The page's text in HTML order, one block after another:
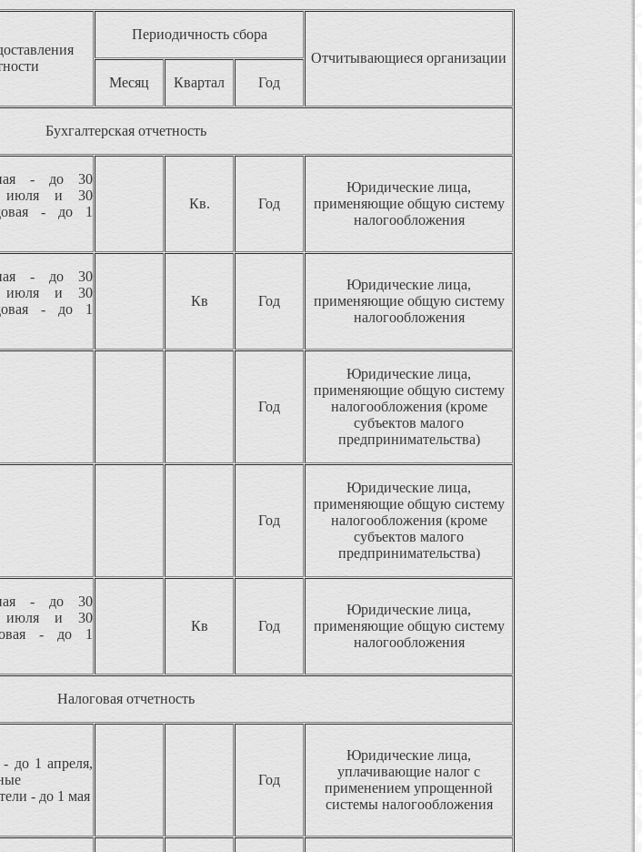
Периодичность сбора
Отчитывающиеся организации
Месяц
Квартал Год
Бухгалтерская отчетность
- до 30
июля и 30
- до 1
Кв. Год
Юридические лица,
применяющие общую систему
налогообложения
- до 30
июля и 30
- до 1
Кв Год
Юридические лица,
применяющие общую систему
налогообложения
Год
Юридические лица,
применяющие общую систему
налогообложения (кроме
субъектов малого
предпринимательства)
Год
Юридические лица,
применяющие общую систему
налогообложения (кроме
субъектов малого
предпринимательства)
- до 30
июля и 30
- до 1
Кв Год
Юридические лица,
применяющие общую систему
налогообложения
Налоговая отчетность
до 1 апреля,
- до 1 мая
Год
Юридические лица,
уплачивающие налог с
применением упрощенной
системы налогообложения